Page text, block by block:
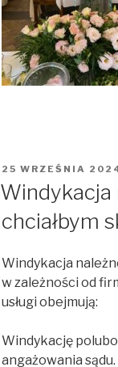
OPUBLIKOWANE
25 WRZEŚNIA
Windykacja
chciałbym
Windykacja
w zależności od
usługi obejmują:
Windykację
angażowania